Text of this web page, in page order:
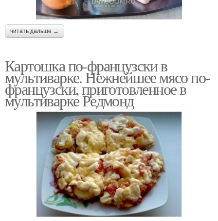
читать дальше →
Картошка по-французски в
мультиварке. Нежнейшее мясо по-
французски, приготовленное в
мультиварке Редмонд